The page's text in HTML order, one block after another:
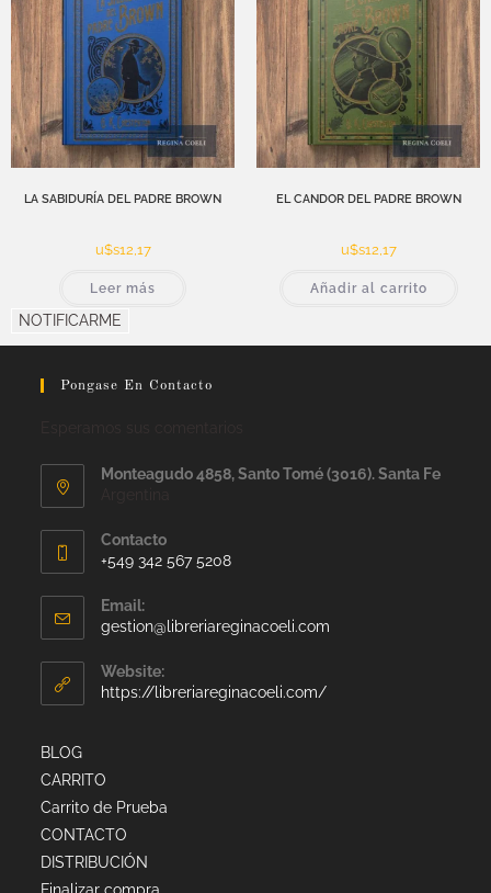
LA SABIDURÍA DEL PADRE BROWN
u$s12,17
Leer más
NOTIFICARME
EL CANDOR DEL PADRE BROWN
u$s12,17
Añadir al carrito
Pongase En Contacto
Monteagudo 4858, Santo Tomé (3016). Santa Fe
Contacto
+549 342 567 5208
Email:
gestion@libreriareginacoeli.com
Website:
https://libreriareginacoeli.com/
BLOG
CARRITO
Carrito de Prueba
CONTACTO
DISTRIBUCIÓN
Finalizar compra